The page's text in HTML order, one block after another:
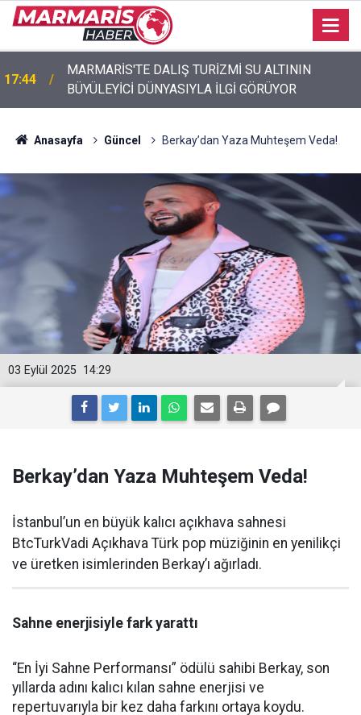
MARMARİS'TE DALIŞ TURİZMİ SU ALTININ
BÜYÜLEYİCİ DÜNYASIYLA İLGİ GÖRÜYOR
17:40
Akyaka’da engelli vatandaş plaja girebilmek için
emeklemek zorunda kaldı
Anasayfa Güncel Berkay’dan Yaza Muhteşem Veda!
14:29
03 Eylül 2025
Berkay’dan Yaza Muhteşem Veda!
İstanbul’un en büyük kalıcı açıkhava sahnesi
BtcTurkVadi Açıkhava Türk pop müziğinin en yenilikçi
ve üretken isimlerinden Berkay’ı ağırladı.
Sahne enerjisiyle fark yarattı
“En İyi Sahne Performansı” ödülü sahibi Berkay, son
yıllarda adını kalıcı kılan sahne enerjisi ve
repertuvarıyla bir kez daha farkını ortaya koydu.